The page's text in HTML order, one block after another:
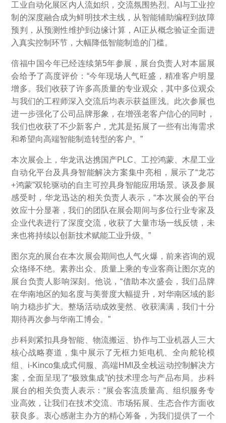
工业自动化展区内人流如织，交流氛围热烈。AI与工业控
制的深度融合成为鲜明技术主线，从智能辅助编程到故障
预判，从预测性维护到边缘计算，AI正从概念验证全面进
入真实控制环节，大幅降低智能制造的门槛。
倍福中国今年已经连续第5年参展，展台负责人对本届展
会给予了高度评价：“今年现场人气旺盛，精准客户明显
增多。我们收获了许多高质量的专业观众，其中多位观众
与我们的工程师深入交流后均表示获益匪浅。此次参展也
进一步强化了公司品牌形象，在增强老客户信心的同时，
我们也收获了不少新客户，尤其是拓展了一些有出海需求
和希望向高端智能制造转型的客户。”
本次展会上，华龙讯达携国产PLC、工控鸿蒙、木星工业
自动化平台及具身智能解决方案集中亮相，展示了“龙芯
+鸿蒙”双轮驱动的自主可控具身智能应用场景。谈及参展
感受时，华龙迅达的相关负责人表示，“本次展会的平台
效应十分显著，我们的团队在展会期间与多位行业专家及
企业代表进行了深度交流，收获了大量市场一线反馈，未
来也将持续以创新技术赋能工业升级。”
图尔克的展台在本次展会期间也人气火爆，前来咨询的观
众络绎不绝。素养出众、质量上乘的专业客商让图尔克的
展台负责人影响深刻。他说，“借助本次盛会，我们品牌
在华南地区的知名度与美誉度大幅提升，对华南区域的影
响力稳步扩大。整场活动成效斐然、收获满满，我们十分
期待再次参与华南工博会。”
步科则紧扣具身智能、物流搬运、协作与工业机器人三大
核心战略赛道，集中展示了无框力矩电机、全向舵轮模
组、i-Kinco集成式伺服、高端HMI及全栈运动控制解决方
案，全面呈现了“极致集成”的技术理念与产品布局。步科
展台的相关负责人表示：“展会客流质量高、组织服务专
业高效，让我们在技术交流、市场拓展、生态合作方面收
获良多。衷心感谢主办方的精心筹备，为我们提供了一个